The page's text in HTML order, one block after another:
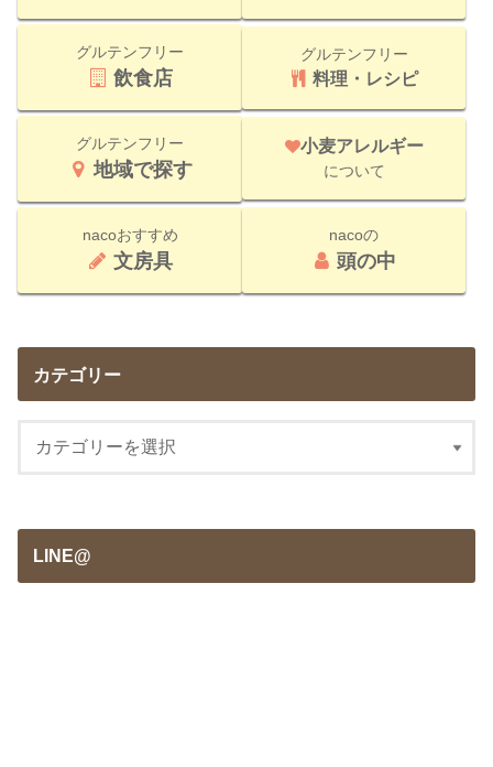
グルテンフリー
飲食店
グルテンフリー
料理・レシピ
グルテンフリー
地域で探す
小麦アレルギー
について
nacoおすすめ
文房具
nacoの
頭の中
カテゴリー
LINE@